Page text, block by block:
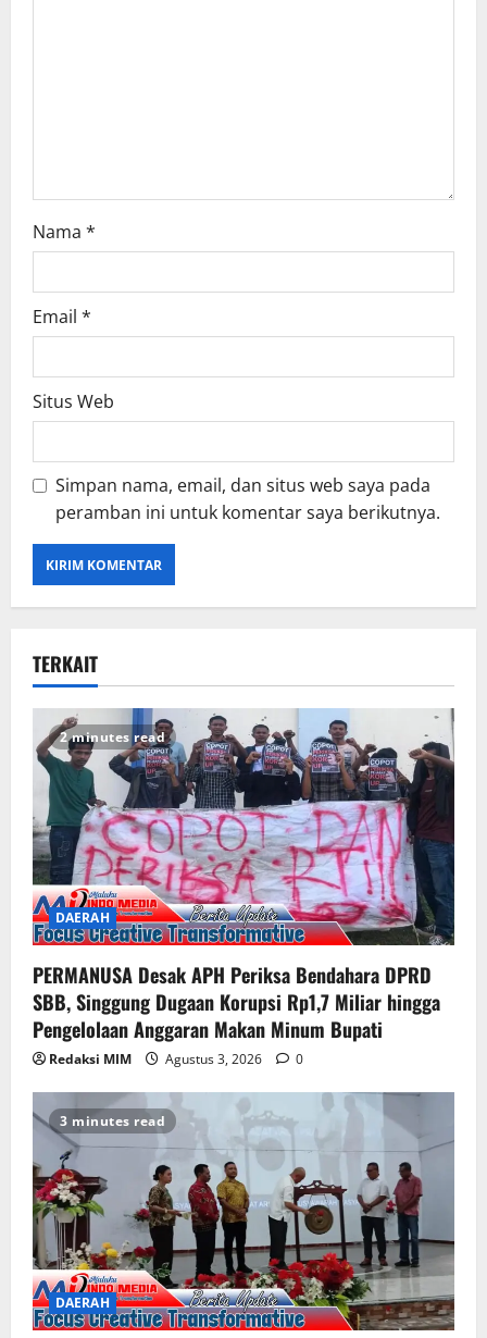
Nama *
Email *
Situs Web
Simpan nama, email, dan situs web saya pada
peramban ini untuk komentar saya berikutnya.
TERKAIT
2 minutes read
DAERAH
PERMANUSA Desak APH Periksa Bendahara DPRD
SBB, Singgung Dugaan Korupsi Rp1,7 Miliar hingga
Pengelolaan Anggaran Makan Minum Bupati
Redaksi MIM Agustus 3, 2026 0
3 minutes read
DAERAH